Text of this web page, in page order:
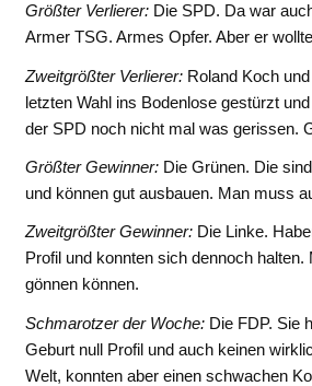
Größter Verlierer:Die SPD. Da war
Armer TSG. Armes Opfer. Aber er
Zweitgrößter Verlierer:Roland Koch
letzten Wahl ins Bodenlose gestürzt
der SPD noch nicht mal was gerissen.
Größter Gewinner: Die Grünen. Die
und können gut ausbauen. Man muss
Zweitgrößter Gewinner:Die Linke.
Profil und konnten sich dennoch
gönnen können.
Schmarotzer der Woche:Die FDP. Sie
Geburt null Profil und auch keinen
Welt, konnten aber einen schwachen